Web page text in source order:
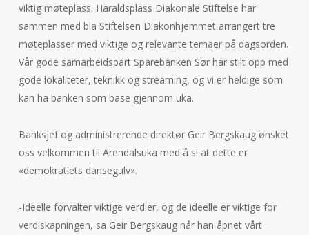
viktig møteplass. Haraldsplass Diakonale Stiftelse har
sammen med bla Stiftelsen Diakonhjemmet arrangert tre
møteplasser med viktige og relevante temaer på dagsorden.
Vår gode samarbeidspart Sparebanken Sør har stilt opp med
gode lokaliteter, teknikk og streaming, og vi er heldige som
kan ha banken som base gjennom uka.
Banksjef og administrerende direktør Geir Bergskaug ønsket
oss velkommen til Arendalsuka med å si at dette er
«demokratiets dansegulv».
-Ideelle forvalter viktige verdier, og de ideelle er viktige for
verdiskapningen, sa Geir Bergskaug når han åpnet vårt